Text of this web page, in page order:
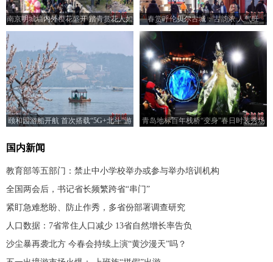
南京明城墙内外樱花盛开 踏青赏花人如
潮
春赏呼伦贝尔古城：古韵浓 人气旺
颐和园游船开航 首次搭载“5G+北斗”游
青岛地标百年栈桥“变身”春日时装秀场
国内新闻
教育部等五部门：禁止中小学校举办或参与举办培训机构
全国两会后，书记省长频繁跨省“串门”
紧盯急难愁盼、防止作秀，多省份部署调查研究
人口数据：7省常住人口减少 13省自然增长率告负
沙尘暴再袭北方 今春会持续上演“黄沙漫天”吗？